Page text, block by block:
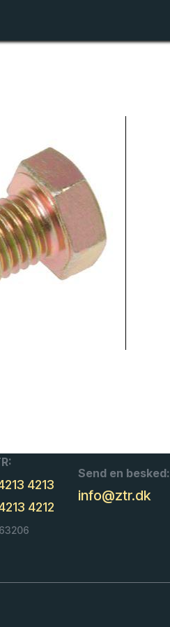
4213
4212
Send en besked:
info@ztr.dk